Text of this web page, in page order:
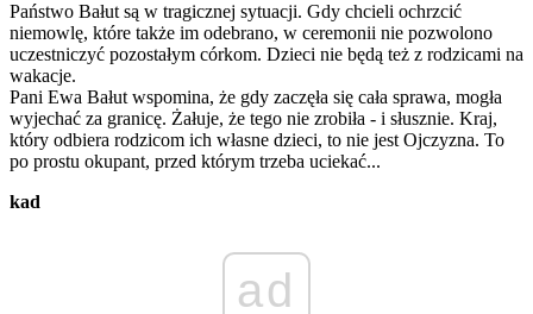
Państwo Bałut są w tragicznej sytuacji. Gdy chcieli ochrzcić
niemowlę, które także im odebrano, w ceremonii nie pozwolono
uczestniczyć pozostałym córkom. Dzieci nie będą też z rodzicami na
wakacje.
Pani Ewa Bałut wspomina, że gdy zaczęła się cała sprawa, mogła
wyjechać za granicę. Żałuje, że tego nie zrobiła - i słusznie. Kraj,
który odbiera rodzicom ich własne dzieci, to nie jest Ojczyzna. To
po prostu okupant, przed którym trzeba uciekać...
kad
ad